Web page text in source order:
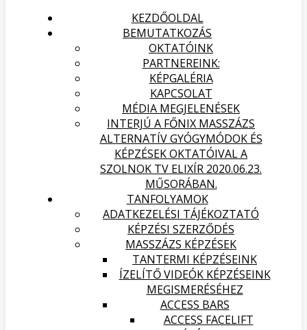
KEZDŐOLDAL
BEMUTATKOZÁS
OKTATÓINK
PARTNEREINK:
KÉPGALÉRIA
KAPCSOLAT
MÉDIA MEGJELENÉSEK
INTERJÚ A FŐNIX MASSZÁZS
ALTERNATÍV GYÓGYMÓDOK ÉS
KÉPZÉSEK OKTATÓIVAL A
SZOLNOK TV ELIXÍR 2020.06.23.
MŰSORÁBAN.
TANFOLYAMOK
ADATKEZELÉSI TÁJÉKOZTATÓ
KÉPZÉSI SZERZŐDÉS
MASSZÁZS KÉPZÉSEK
TANTERMI KÉPZÉSEINK
ÍZELÍTŐ VIDEÓK KÉPZÉSEINK
MEGISMERÉSÉHEZ
ACCESS BARS
ACCESS FACELIFT